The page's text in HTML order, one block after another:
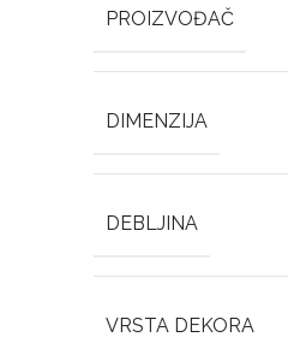
PROIZVOĐAČ
DIMENZIJA
DEBLJINA
VRSTA DEKORA